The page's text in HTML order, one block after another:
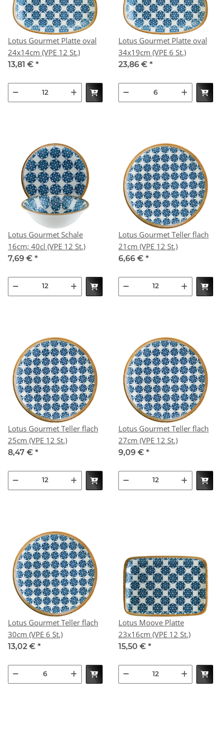
Lotus Gourmet Platte oval
24x14cm (VPE 12 St.)
13,81 € *
Lotus Gourmet Platte oval
34x19cm (VPE 6 St.)
23,86 € *
Lotus Gourmet Schale
16cm; 40cl (VPE 12 St.)
7,69 € *
Lotus Gourmet Teller flach
21cm (VPE 12 St.)
6,66 € *
Lotus Gourmet Teller flach
25cm (VPE 12 St.)
8,47 € *
Lotus Gourmet Teller flach
27cm (VPE 12 St.)
9,09 € *
Lotus Gourmet Teller flach
30cm (VPE 6 St.)
13,02 € *
Lotus Moove Platte
23x16cm (VPE 12 St.)
15,50 € *